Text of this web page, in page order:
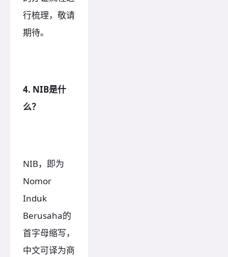
行梳理，敬请
期待。
4. NIB是什
么？
NIB，即为
Nomor
Induk
Berusaha的
首字母缩写，
中文可译为商